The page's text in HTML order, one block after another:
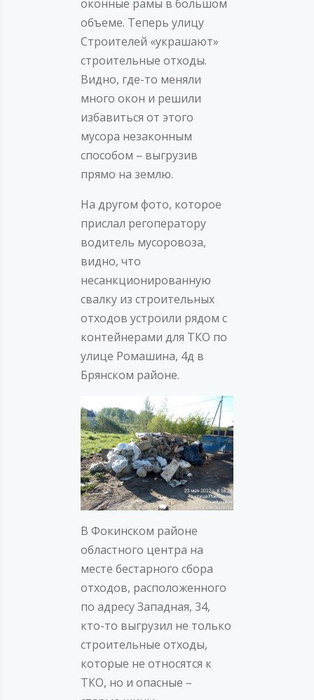
оконные рамы в большом
объеме. Теперь улицу
Строителей «украшают»
строительные отходы.
Видно, где-то меняли
много окон и решили
избавиться от этого
мусора незаконным
способом – выгрузив
прямо на землю.
На другом фото, которое
прислал регоператору
водитель мусоровоза,
видно, что
несанкционированную
свалку из строительных
отходов устроили рядом с
контейнерами для ТКО по
улице Ромашина, 4д в
Брянском районе.
В Фокинском районе
областного центра на
месте бестарного сбора
отходов, расположенного
по адресу Западная, 34,
кто-то выгрузил не только
строительные отходы,
которые не относятся к
ТКО, но и опасные –